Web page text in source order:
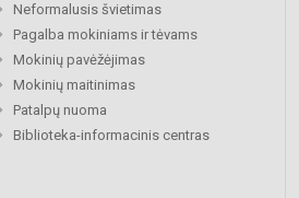
Neformalusis švietimas
Pagalba mokiniams ir tėvams
Mokinių pavėžėjimas
Mokinių maitinimas
Patalpų nuoma
Biblioteka-informacinis centras